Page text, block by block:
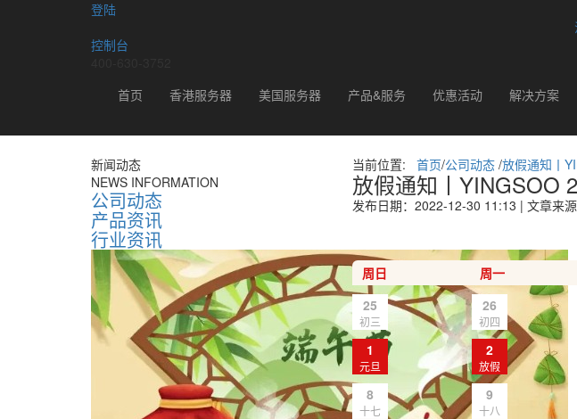
登陆
控制台
首页
香港服务器 美国服务器 产品&服务 优惠活动 解决方案
新闻动态
NEWS INFORMATION
公司动态
产品资讯
行业资讯
当前位置: 首页/公司动态/放假通知丨
放假通知丨YINGSOO
发布日期：2022-12-30 11:13 | 文章来
周日
周一
25
初三
26
初四
1
元旦
2
放假
8
十七
9
十八